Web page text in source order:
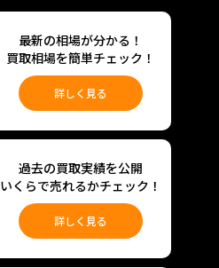
最新の相場が分かる！
買取相場を簡単チェック！
詳しく見る
過去の買取実績を公開
いくらで売れるかチェック！
詳しく見る